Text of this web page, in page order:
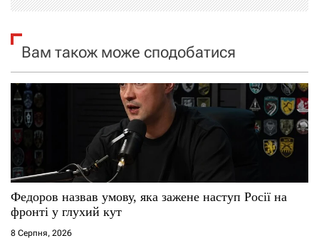
і
я
з
а
п
и
с
і
Вам також може сподобатися
Федоров назвав умову, яка зажене наступ Росії на
фронті у глухий кут
8 Серпня, 2026